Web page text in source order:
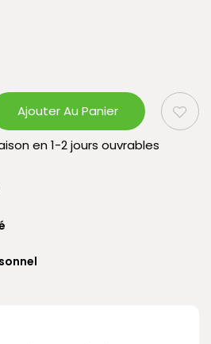
Ajouter Au Panier
en 1-2 jours ouvrables